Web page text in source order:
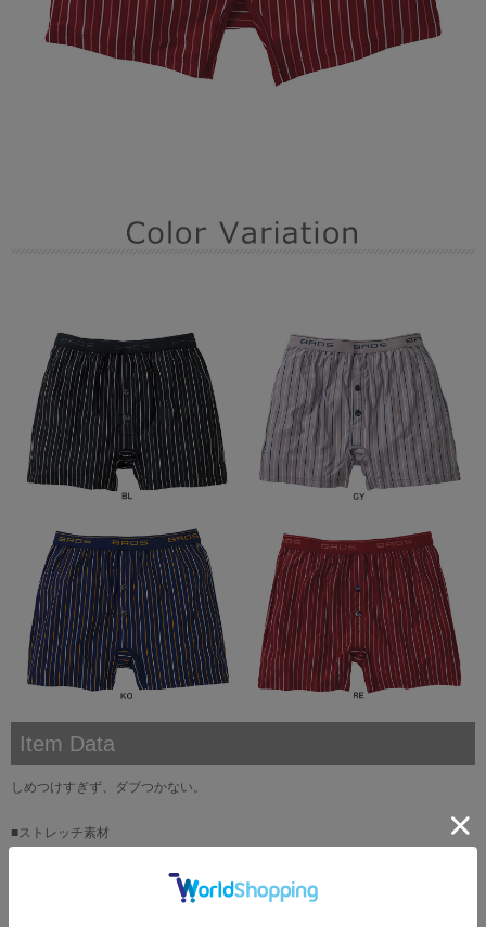
Item Data
しめつけすぎず、ダブつかない。
■ストレッチ素材